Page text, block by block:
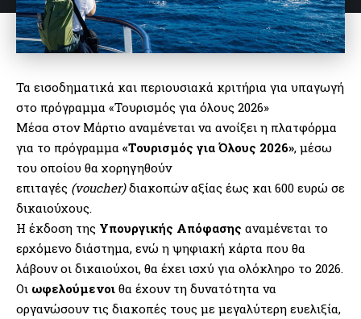
Τα εισοδηματικά και περιουσιακά κριτήρια για υπαγωγή
στο πρόγραμμα «Τουρισμός για όλους 2026»
Μέσα στον Μάρτιο αναμένεται να ανοίξει η πλατφόρμα
για το πρόγραμμα «Τουρισμός για Όλους 2026», μέσω
του οποίου θα χορηγηθούν
επιταγές (voucher)διακοπών αξίας έως και 600 ευρώ σε
δικαιούχους.
Η έκδοση της Υπουργικής Απόφασης αναμένεται το
ερχόμενο διάστημα, ενώ η ψηφιακή κάρτα που θα
λάβουν οι δικαιούχοι, θα έχει ισχύ για ολόκληρο το 2026.
Οι ωφελούμενοι θα έχουν τη δυνατότητα να
οργανώσουν τις διακοπές τους με μεγαλύτερη ευελιξία,